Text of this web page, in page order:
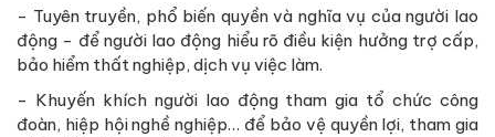
- Tuyên truyền, phổ biến quyền và nghĩa vụ của người lao
động - để người lao động hiểu rõ điều kiện hưởng trợ cấp,
bảo hiểm thất nghiệp, dịch vụ việc làm.
- Khuyến khích người lao động tham gia tổ chức công
đoàn, hiệp hội nghề nghiệp… để bảo vệ quyền lợi, tham gia